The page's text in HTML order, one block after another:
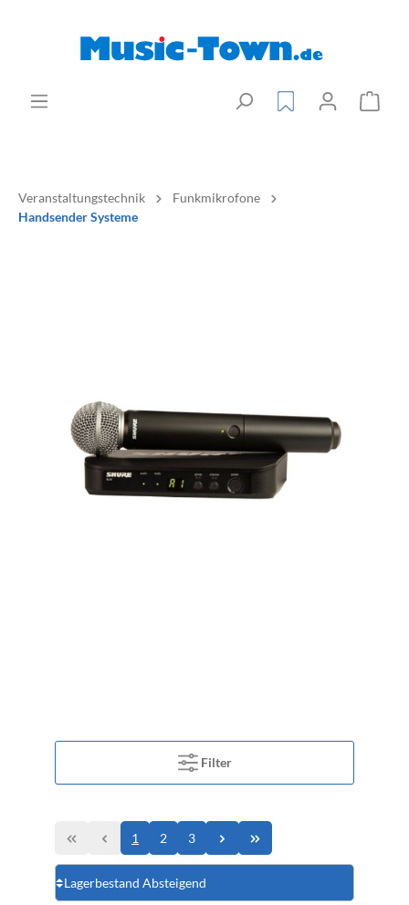
Veranstaltungstechnik
Funkmikrofone
Handsender Systeme
Filter
1 2 3